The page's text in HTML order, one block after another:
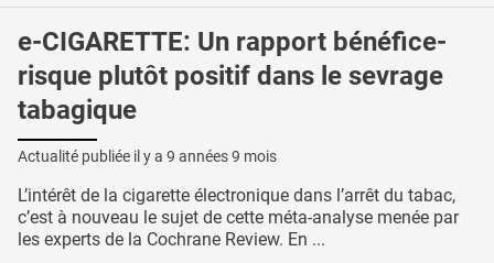
e-CIGARETTE: Un rapport bénéfice-
risque plutôt positif dans le sevrage
tabagique
Actualité publiée il y a 9 années 9 mois
L’intérêt de la cigarette électronique dans l’arrêt du tabac,
c’est à nouveau le sujet de cette méta-analyse menée par
les experts de la Cochrane Review. En ...